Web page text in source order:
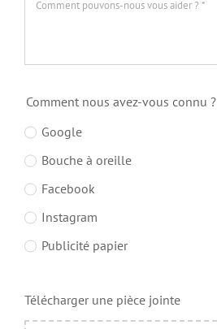
Comment nous avez-vous connu ?
Google
Bouche à oreille
Facebook
Instagram
Publicité papier
Télécharger une pièce jointe